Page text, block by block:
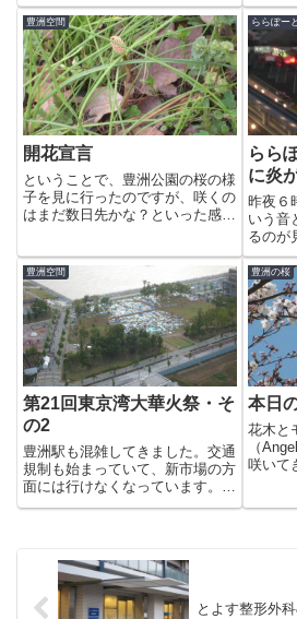
うです。ホテル・ルワンダ>な
ど、けっこう観のがした映画が多
いので800円で観れるなら行って
みたいですね。ポスター？ではな
いですが岩盤浴のAnの張り
紙。...
れの飛
ージア
豊洲空間
開花宣言
ということで、豊洲公園の桜の様
子を見に行ったのですが、咲くの
はまだ数日先かな？といった感じ
にぎやかでした。今年も豊洲駅近
くのガードレールの植え込みから
つくしが＾＾いつのまにかすっ
か...
ららぽー
らら
に炎
昨夜６
いう音
るのが
確認し
のそば
テント
らこの
いまし
に...
豊洲空間
第21回東京湾大華火祭・そ
の2
豊洲駅も混雑してきました。交通
規制も始まっていて、新市場の方
面には行けなくなっています。午
後5時近くの豊洲公園はこんな感
豊洲の桜
本日
花木と
（
咲いて
とよす整形外